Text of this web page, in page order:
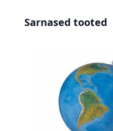
Sarnased tooted